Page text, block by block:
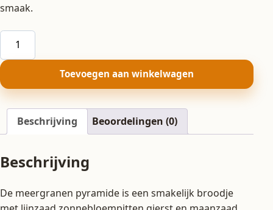
smaak.
Meergranen
pyramide
aantal
Toevoegen aan winkelwagen
Beschrijving Beoordelingen (0)
Beschrijving
De meergranen pyramide is een smakelijk broodje